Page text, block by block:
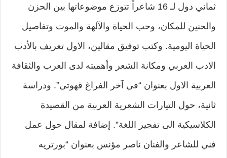
ثماني دول لـ 16 شاعراً تتوزع موضوعاتها بين الحزن
والحنين للمكان، وحب الحياة والآلهة والموت وتفاصيل
الحياة اليومية. وكتب توفيق مقالين، الاول تعريف بالأدب
الادب العربي ومكانة الشعر وأهميته لدى العرب والثقافة
العربية الاول بعنوان “في آخر الفراغ قهوتي”. ودراسة
ثانية، حول التيارات الشعرية العربية من القصيدة
الكلاسيكية الى تفجير اللغة”. إضافة لمقال حول عمل
فني للشاعر والفنان ناصر مؤنس بعنوان “بورتريه